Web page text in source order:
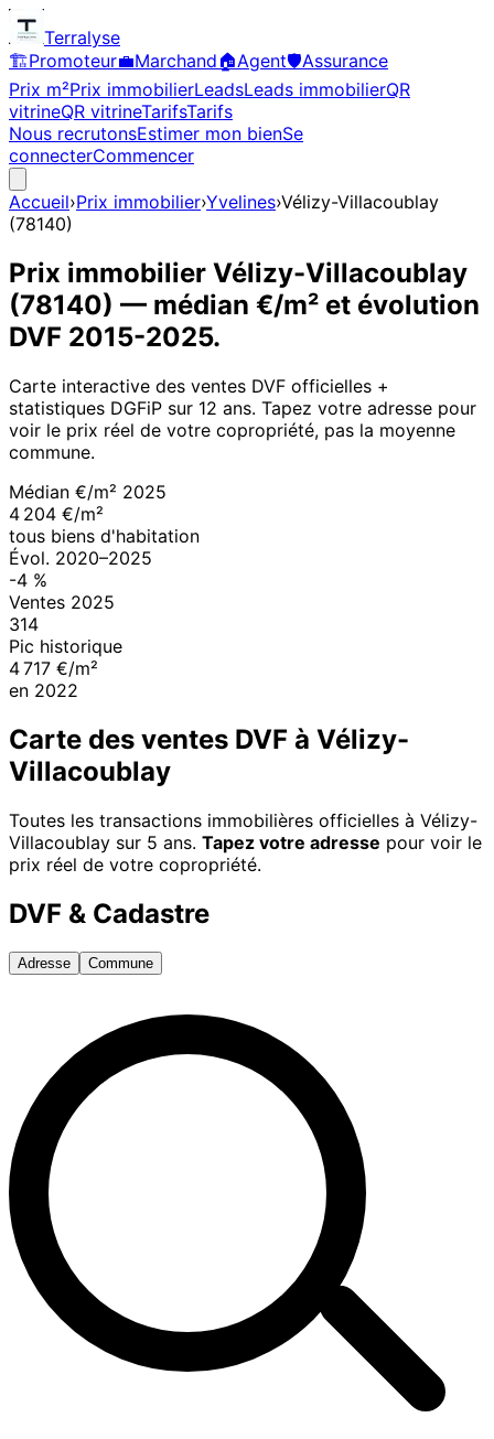
Terralyse
🏗️Promoteur💼Marchand🏠Agent🛡️Assurance
Prix m²Prix immobilierLeadsLeads immobilierQR
vitrineQR vitrineTarifsTarifs
Nous recrutonsEstimer mon bienSe
connecterCommencer
Accueil›Prix immobilier›Yvelines›Vélizy-Villacoublay
(78140)
Prix immobilier Vélizy-Villacoublay
(78140) — médian €/m² et évolution
DVF 2015-2025.
Carte interactive des ventes DVF officielles +
statistiques DGFiP sur 12 ans. Tapez votre adresse pour
voir le prix réel de votre copropriété, pas la moyenne
commune.
Médian €/m² 2025
4 204 €/m²
tous biens d'habitation
Évol. 2020–2025
-4 %
Ventes 2025
314
Pic historique
4 717 €/m²
en 2022
Carte des ventes DVF à Vélizy-
Villacoublay
Toutes les transactions immobilières officielles à Vélizy-
Villacoublay sur 5 ans. Tapez votre adresse pour voir le
prix réel de votre copropriété.
DVF & Cadastre
Adresse Commune